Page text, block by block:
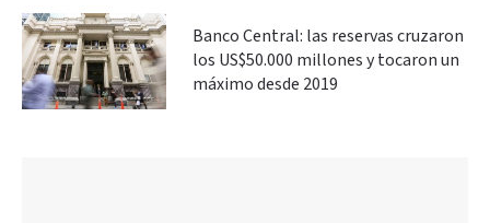
Banco Central: las reservas cruzaron
los US$50.000 millones y tocaron un
máximo desde 2019